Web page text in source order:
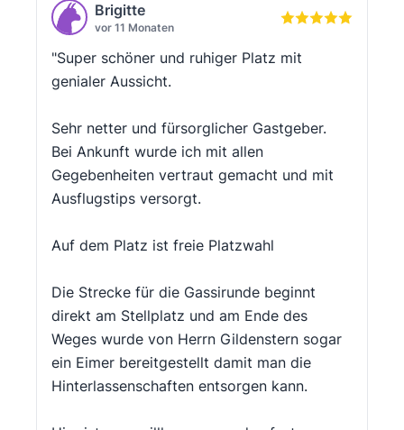
Brigitte
vor 11 Monaten
"Super schöner und ruhiger Platz mit
genialer Aussicht.
Sehr netter und fürsorglicher Gastgeber.
Bei Ankunft wurde ich mit allen
Gegebenheiten vertraut gemacht und mit
Ausflugstips versorgt.
Auf dem Platz ist freie Platzwahl
Die Strecke für die Gassirunde beginnt
direkt am Stellplatz und am Ende des
Weges wurde von Herrn Gildenstern sogar
ein Eimer bereitgestellt damit man die
Hinterlassenschaften entsorgen kann.